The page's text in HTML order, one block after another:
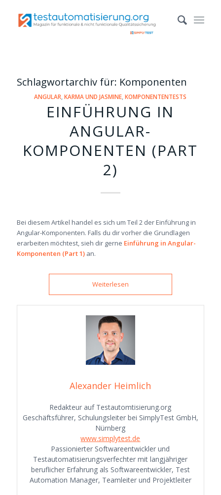
Schlagwortarchiv für: Komponenten
ANGULAR ,KARMA UND JASMINE ,KOMPONENTENTESTS
EINFÜHRUNG IN
ANGULAR-
KOMPONENTEN (PART
2)
Bei diesem Artikel handel es sich um Teil 2 der Einführung in
Angular-Komponenten. Falls du dir vorher die Grundlagen
erarbeiten möchtest, sieh dir gerne Einführung in Angular-
Komponenten (Part 1)an.
Weiterlesen
Alexander Heimlich
Redakteur auf Testautomtisierung.org
Geschäftsführer, Schulungsleiter bei SimplyTest GmbH,
Nürnberg
www.simplytest.de
Passionierter Softwareentwickler und
Testautomatisierungsverfechter mit langjähriger
beruflicher Erfahrung als Softwareentwickler, Test
Automation Manager, Teamleiter und Projektleiter